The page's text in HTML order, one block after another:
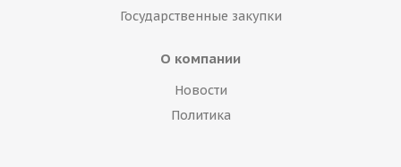
Государственные закупки
О компании
Новости
Политика